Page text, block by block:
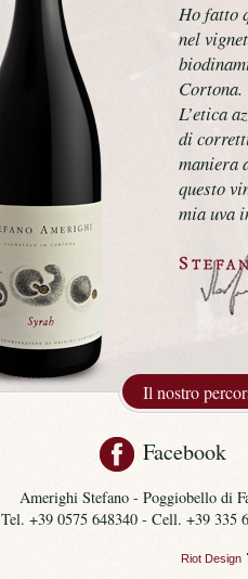
Ho fatto
nel
Cortona.
L’etica
di
maniera
questo
mia uva
Il nostro
Facebook
Amerighi Stefano - Poggiobello di
Tel. +39 0575 648340 - Cell. +39 335
Riot Design